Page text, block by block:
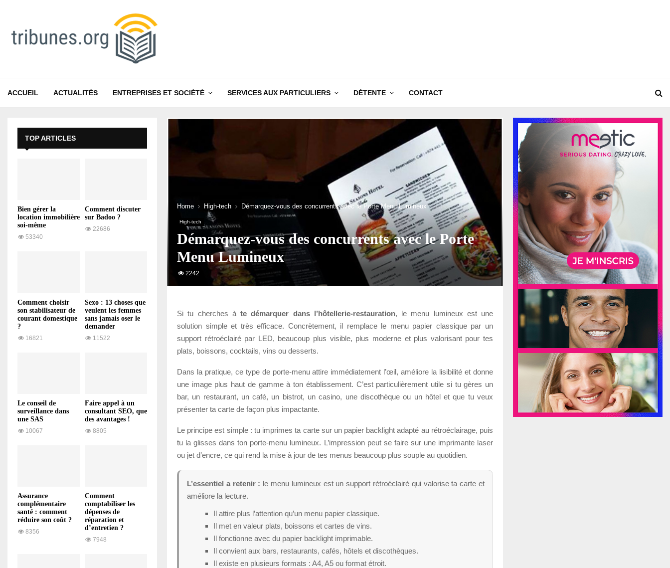
ACCUEIL ACTUALITÉS ENTREPRISES ET SOCIÉTÉ SERVICES AUX PARTICULIERS DÉTENTE CONTACT
Home High-tech Démarquez-vous des concurrents avec le Porte Menu Lumineux
High-tech
Démarquez-vous des concurrents avec le Porte
Menu Lumineux
2242
Si tu cherches à te démarquer dans l’hôtellerie-restauration, le menu lumineux est une
solution simple et très efficace. Concrètement, il remplace le menu papier classique par un
support rétroéclairé par LED, beaucoup plus visible, plus moderne et plus valorisant pour tes
plats, boissons, cocktails, vins ou desserts.
Dans la pratique, ce type de porte-menu attire immédiatement l’œil, améliore la lisibilité et donne
une image plus haut de gamme à ton établissement. C’est particulièrement utile si tu gères un
bar, un restaurant, un café, un bistrot, un casino, une discothèque ou un hôtel et que tu veux
présenter ta carte de façon plus impactante.
Le principe est simple : tu imprimes ta carte sur un papier backlight adapté au rétroéclairage, puis
tu la glisses dans ton porte-menu lumineux. L’impression peut se faire sur une imprimante laser
ou jet d’encre, ce qui rend la mise à jour de tes menus beaucoup plus souple au quotidien.
L’essentiel a retenir : le menu lumineux est un support rétroéclairé qui valorise ta carte et
améliore la lecture.
Il attire plus l’attention qu’un menu papier classique.
Il met en valeur plats, boissons et cartes de vins.
Il fonctionne avec du papier backlight imprimable.
Il convient aux bars, restaurants, cafés, hôtels et discothèques.
Il existe en plusieurs formats : A4, A5 ou format étroit.
TOP ARTICLES
Bien gérer la
location immobilière
soi-même
53340
Comment discuter
sur Badoo ?
22686
Comment choisir
son stabilisateur de
courant domestique
?
16821
Sexo : 13 choses que
veulent les femmes
sans jamais oser le
demander
11522
Le conseil de
surveillance dans
une SAS
10067
Faire appel à un
consultant SEO, que
des avantages !
8805
Assurance
complémentaire
santé : comment
réduire son coût ?
8356
Comment
comptabiliser les
dépenses de
réparation et
d’entretien ?
7948